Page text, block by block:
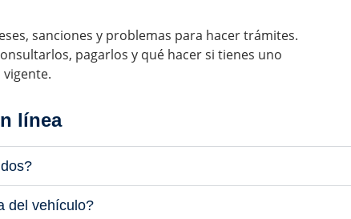
sanciones y problemas para hacer trámites.
pagarlos y qué hacer si tienes uno
vigente.
línea
del vehículo?